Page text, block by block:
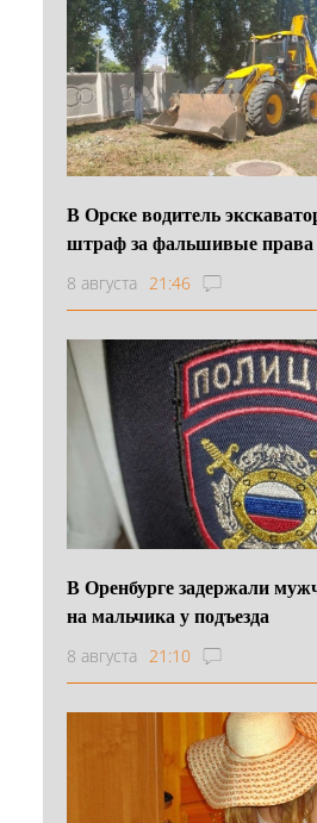
В Орске водитель
штраф за фальшивые права
8 августа 21:46
В Оренбурге задержали
на мальчика у подъезда
8 августа 21:10